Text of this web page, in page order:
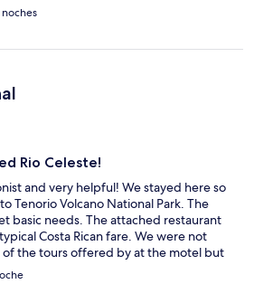
Rio Celeste!
and very helpful! We stayed here so
Tenorio Volcano National Park. The
basic needs. The attached restaurant
Costa Rican fare. We were not
the tours offered by at the motel but
be fun.